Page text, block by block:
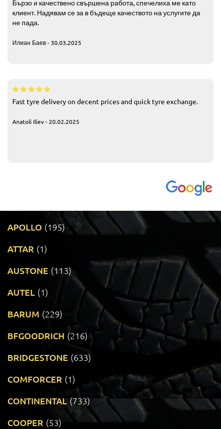
Бързо и качествено свършена работа, спечелиха ме като
клиент. Надявам се за в бъдеще качеството на услугите да
не пада.
Илиан Баев - 30.03.2025
Fast tyre delivery on decent prices and quick tyre exchange.
Anatoli Iliev - 20.02.2025
APOLLO (195)
ATTAR (1)
AUSTONE (113)
AUTEL (1)
BARUM (229)
BFGOODRICH (216)
BRIDGESTONE (633)
COMFORCER (1)
CONTINENTAL (733)
COOPER (53)